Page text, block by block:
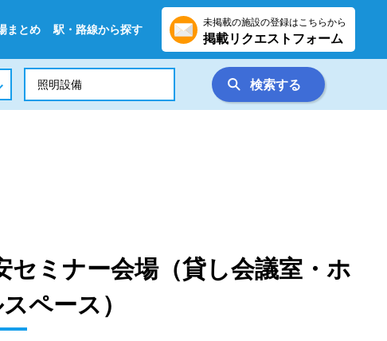
まとめ 駅・路線から探す
未掲載の施設の登録はこちらから
掲載リクエストフォーム
検索する
ミナー会場（貸し会議室・ホ
ペース）